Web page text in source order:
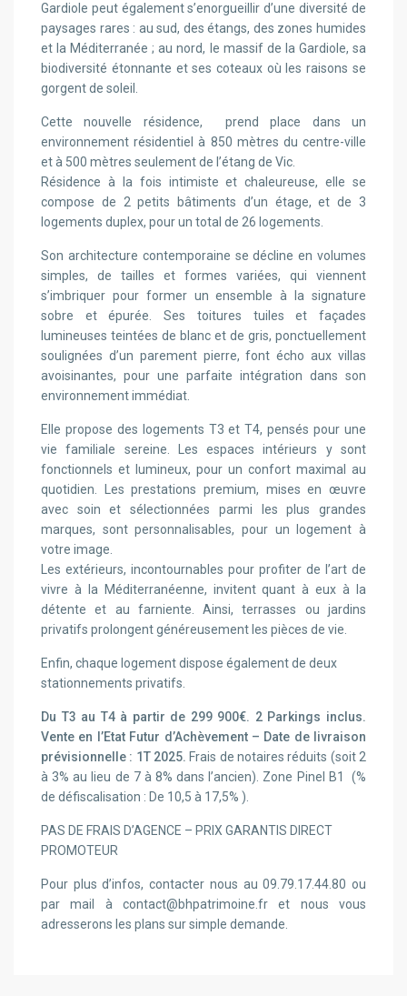
Gardiole peut également s’enorgueillir d’une diversité de
paysages rares : au sud, des étangs, des zones humides
et la Méditerranée ; au nord, le massif de la Gardiole, sa
biodiversité étonnante et ses coteaux où les raisons se
gorgent de soleil.
Cette nouvelle résidence, prend place dans un
environnement résidentiel à 850 mètres du centre-ville
et à 500 mètres seulement de l’étang de Vic.
Résidence à la fois intimiste et chaleureuse, elle se
compose de 2 petits bâtiments d’un étage, et de 3
logements duplex, pour un total de 26 logements.
Son architecture contemporaine se décline en volumes
simples, de tailles et formes variées, qui viennent
s’imbriquer pour former un ensemble à la signature
sobre et épurée. Ses toitures tuiles et façades
lumineuses teintées de blanc et de gris, ponctuellement
soulignées d’un parement pierre, font écho aux villas
avoisinantes, pour une parfaite intégration dans son
environnement immédiat.
Elle propose des logements T3 et T4, pensés pour une
vie familiale sereine. Les espaces intérieurs y sont
fonctionnels et lumineux, pour un confort maximal au
quotidien. Les prestations premium, mises en œuvre
avec soin et sélectionnées parmi les plus grandes
marques, sont personnalisables, pour un logement à
votre image.
Les extérieurs, incontournables pour profiter de l’art de
vivre à la Méditerranéenne, invitent quant à eux à la
détente et au farniente. Ainsi, terrasses ou jardins
privatifs prolongent généreusement les pièces de vie.
Enfin, chaque logement dispose également de deux
stationnements privatifs.
Du T3 au T4 à partir de 299 900€. 2 Parkings inclus.
Vente en l’Etat Futur d’Achèvement – Date de livraison
prévisionnelle : 1T 2025. Frais de notaires réduits (soit 2
à 3% au lieu de 7 à 8% dans l’ancien). Zone Pinel B1 (%
de défiscalisation : De 10,5 à 17,5% ).
PAS DE FRAIS D’AGENCE – PRIX GARANTIS DIRECT
PROMOTEUR
Pour plus d’infos, contacter nous au 09.79.17.44.80 ou
par mail à contact@bhpatrimoine.fr et nous vous
adresserons les plans sur simple demande.